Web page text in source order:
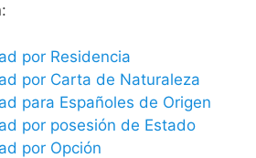
por Residencia
por Carta de Naturaleza
para Españoles de Origen
por posesión de Estado
por Opción